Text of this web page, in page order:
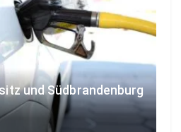
und Südbrandenburg